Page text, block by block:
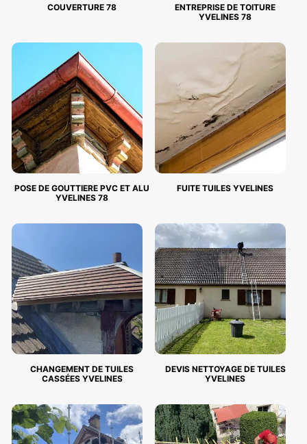
COUVERTURE 78
ENTREPRISE DE TOITURE
YVELINES 78
POSE DE GOUTTIERE PVC ET ALU
YVELINES 78
FUITE TUILES YVELINES
CHANGEMENT DE TUILES
CASSÉES YVELINES
DEVIS NETTOYAGE DE TUILES
YVELINES